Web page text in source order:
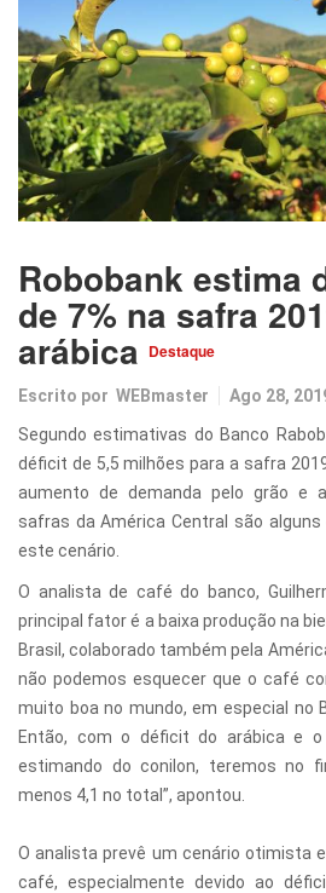
Robobank estima
de 7% na safra
arábica Destaque
Escrito por WEBmaster Ago 28,
Segundo estimativas do Banco
déficit de 5,5 milhões para a safra
aumento de demanda pelo grão e
safras da América Central são
este cenário.
O analista de café do banco,
principal fator é a baixa produção na
Brasil, colaborado também pela
não podemos esquecer que o café
muito boa no mundo, em especial no
Então, com o déficit do arábica e
estimando do conilon, teremos no
menos 4,1 no total”, apontou.
O analista prevê um cenário otimista
café, especialmente devido ao